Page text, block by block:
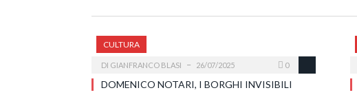
CULTURA
DI GIANFRANCO BLASI 26/07/2025 0
DOMENICO NOTARI, I BORGHI INVISIBILI